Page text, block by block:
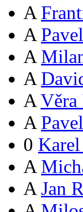
A
A
A
A
A Věra
A
0
A
A Jan